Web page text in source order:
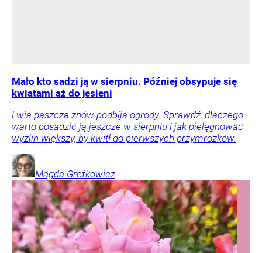
Mało kto sadzi ją w sierpniu. Później obsypuje się
kwiatami aż do jesieni
Lwia paszcza znów podbija ogrody. Sprawdź, dlaczego
warto posadzić ją jeszcze w sierpniu i jak pielęgnować
wyżlin większy, by kwitł do pierwszych przymrozków.
Magda Grefkowicz